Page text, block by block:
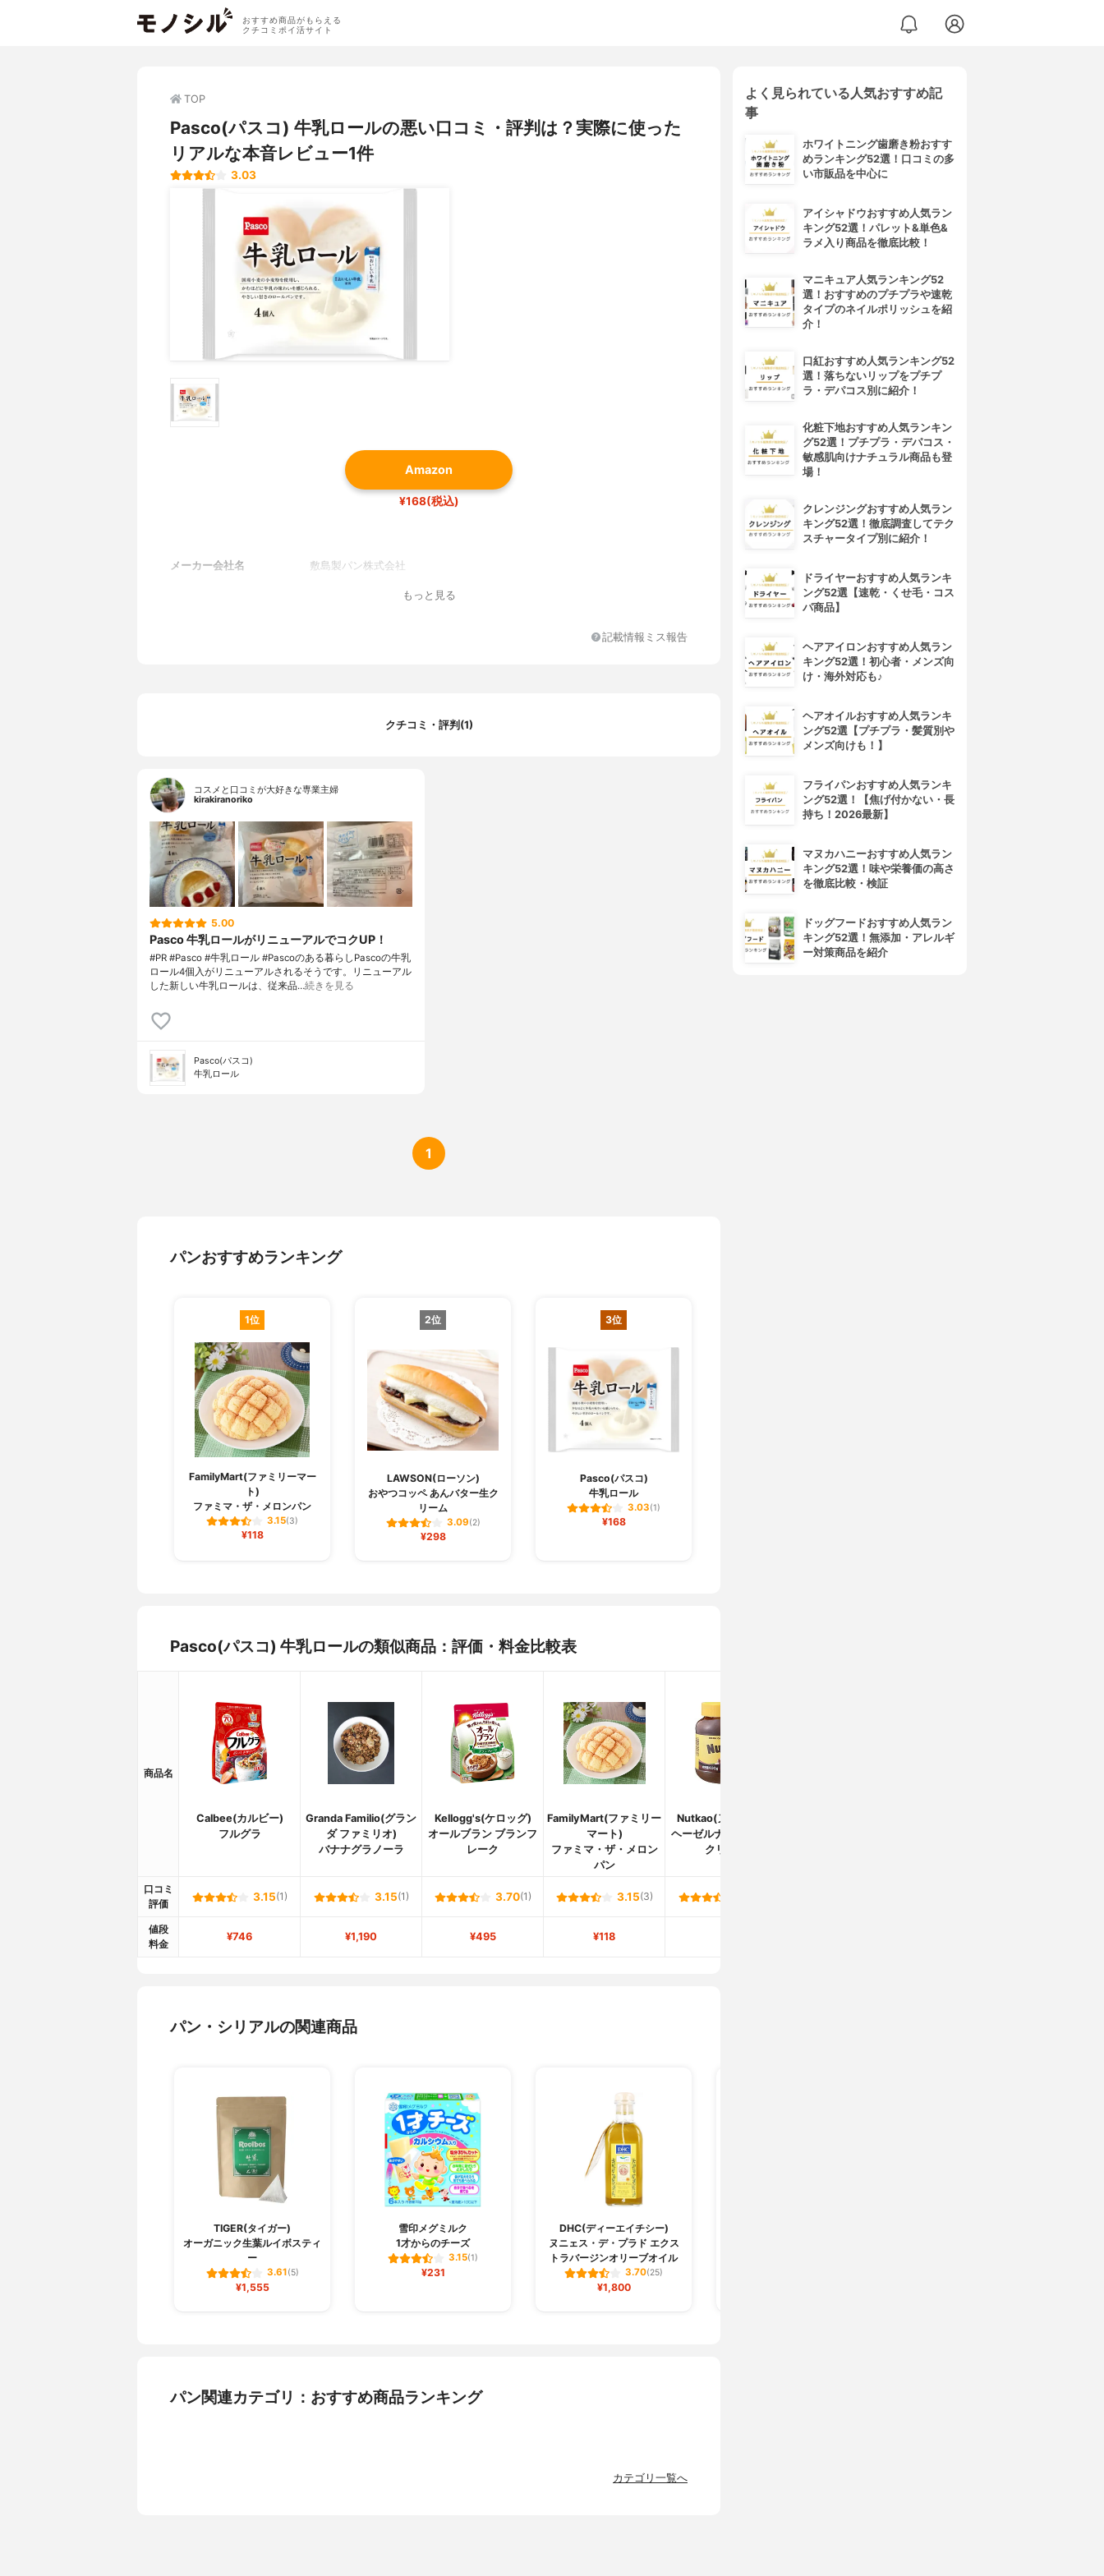
おすすめ商品がもらえる
クチコミポイ活サイト
TOP
Pasco(パスコ) 牛乳ロールの悪い口コミ・評判は？実際に使った
リアルな本音レビュー1件
3.03
Amazon
¥168(税込)
メーカー会社名 敷島製パン株式会社
もっと見る
記載情報ミス報告
クチコミ・評判(1)
コスメと口コミが大好きな専業主婦
kirakiranoriko
5.00
Pasco 牛乳ロールがリニューアルでコクUP！
#PR #Pasco #牛乳ロール #Pascoのある暮らしPascoの牛乳
ロール4個入がリニューアルされるそうです。リニューアル
した新しい牛乳ロールは、従来品…続きを見る
Pasco(パスコ)
牛乳ロール
1
パンおすすめランキング
1位
FamilyMart(ファミリーマー
ト)
ファミマ・ザ・メロンパン
3.15(3)
¥118
2位
LAWSON(ローソン)
おやつコッペ あんバター生ク
リーム
3.09(2)
¥298
3位
Pasco(パスコ)
牛乳ロール
3.03(1)
¥168
Pasco(パスコ) 牛乳ロールの類似商品：評価・料金比較表
商品名
Calbee(カルビー)
フルグラ
Granda Familio(グラン
ダ ファミリオ)
バナナグラノーラ
Kellogg's(ケロッグ)
オールブラン ブランフ
レーク
FamilyMart(ファミリー
マート)
ファミマ・ザ・メロン
パン
Nutkao(ヌットカオ)
ヘーゼルナッツ チョコ
クリーム
口コミ
評価
3.15(1) 3.15(1) 3.70(1) 3.15(3)
値段
料金
¥746 ¥1,190 ¥495 ¥118
パン・シリアルの関連商品
TIGER(タイガー)
オーガニック生葉ルイボスティ
ー
3.61(5)
¥1,555
雪印メグミルク
1才からのチーズ
3.15(1)
¥231
DHC(ディーエイチシー)
ヌニェス・デ・プラド エクス
トラバージンオリーブオイル
3.70(25)
¥1,800
パン関連カテゴリ：おすすめ商品ランキング
カテゴリ一覧へ
よく見られている人気おすすめ記
事
ホワイトニング歯磨き粉おすす
めランキング52選！口コミの多
い市販品を中心に
アイシャドウおすすめ人気ラン
キング52選！パレット&単色&
ラメ入り商品を徹底比較！
マニキュア人気ランキング52
選！おすすめのプチプラや速乾
タイプのネイルポリッシュを紹
介！
口紅おすすめ人気ランキング52
選！落ちないリップをプチプ
ラ・デパコス別に紹介！
化粧下地おすすめ人気ランキン
グ52選！プチプラ・デパコス・
敏感肌向けナチュラル商品も登
場！
クレンジングおすすめ人気ラン
キング52選！徹底調査してテク
スチャータイプ別に紹介！
ドライヤーおすすめ人気ランキ
ング52選【速乾・くせ毛・コス
パ商品】
ヘアアイロンおすすめ人気ラン
キング52選！初心者・メンズ向
け・海外対応も♪
ヘアオイルおすすめ人気ランキ
ング52選【プチプラ・髪質別や
メンズ向けも！】
フライパンおすすめ人気ランキ
ング52選！【焦げ付かない・長
持ち！2026最新】
マヌカハニーおすすめ人気ラン
キング52選！味や栄養価の高さ
を徹底比較・検証
ドッグフードおすすめ人気ラン
キング52選！無添加・アレルギ
ー対策商品を紹介